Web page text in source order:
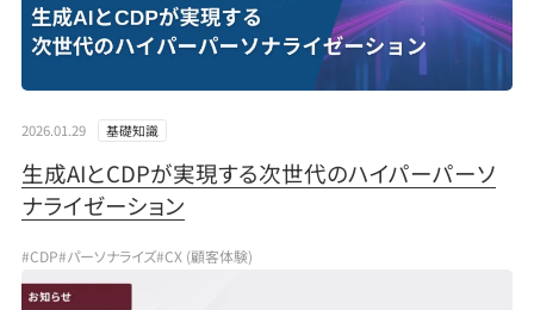
2026.01.29 基礎知識
生成AIとCDPが実現する次世代のハイパーパーソ
ナライゼーション
#CDP#パーソナライズ#CX (顧客体験)